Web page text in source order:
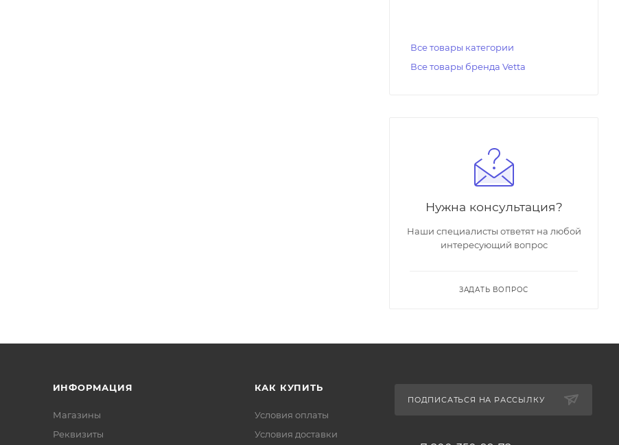
Все товары категории
Все товары бренда Vetta
Нужна консультация?
Наши специалисты ответят на любой
интересующий вопрос
ЗАДАТЬ ВОПРОС
ИНФОРМАЦИЯ
Магазины
Реквизиты
КАК КУПИТЬ
Условия оплаты
Условия доставки
ПОДПИСАТЬСЯ НА РАССЫЛКУ